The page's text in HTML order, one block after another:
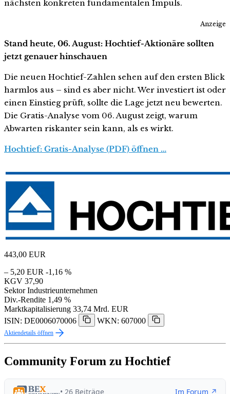
nächsten konkreten fundamentalen Impuls.
Anzeige
Stand heute, 06. August: Hochtief-Aktionäre sollten
jetzt genauer hinschauen
Die neuen Hochtief-Zahlen sehen auf den ersten Blick
harmlos aus – sind es aber nicht. Wer investiert ist oder
einen Einstieg prüft, sollte die Lage jetzt neu bewerten.
Die Gratis-Analyse vom 06. August zeigt, warum
Abwarten riskanter sein kann, als es wirkt.
Hochtief: Gratis-Analyse (PDF) öffnen …
443,00 EUR
– 5,20 EUR -1,16 %
KGV 37,90
Sektor Industrieunternehmen
Div.-Rendite 1,49 %
Marktkapitalisierung 33,74 Mrd. EUR
ISIN: DE0006070006
WKN: 607000
Aktiendetails öffnen
Community Forum zu Hochtief